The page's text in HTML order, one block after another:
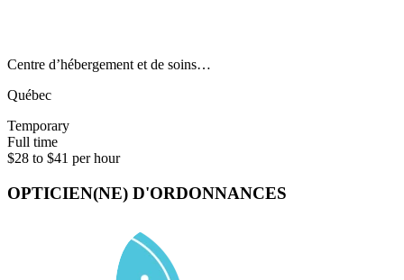
Centre d’hébergement et de soins…
Québec
Temporary
Full time
$28 to $41 per hour
OPTICIEN(NE) D'ORDONNANCES